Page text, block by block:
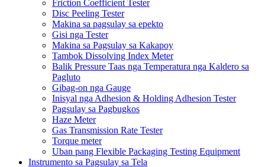
Friction Coefficient Tester
Disc Peeling Tester
Makina sa pagsulay sa epekto
Gisi nga Tester
Makina sa Pagsulay sa Kakapoy
Tambok Dissolving Index Meter
Balik Pressure Taas nga Temperatura nga Kaldero sa
Pagluto
Gibag-on nga Gauge
Inisyal nga Adhesion & Holding Adhesion Tester
Pagsulay sa Pagbugkos
Haze Meter
Gas Transmission Rate Tester
Torque meter
Uban pang Flexible Packaging Testing Equipment
Instrumento sa Pagsulay sa Tela